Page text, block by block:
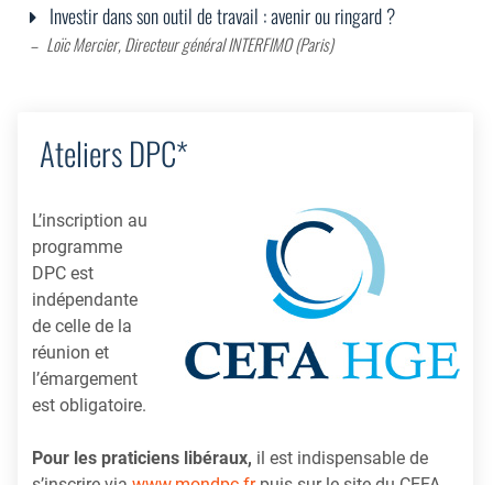
Investir dans son outil de travail : avenir ou ringard ?
Loïc Mercier, Directeur général INTERFIMO (Paris)
Ateliers DPC*
L’inscription au
programme
DPC est
indépendante
de celle de la
réunion et
l’émargement
est obligatoire.
Pour les praticiens libéraux, il est indispensable de